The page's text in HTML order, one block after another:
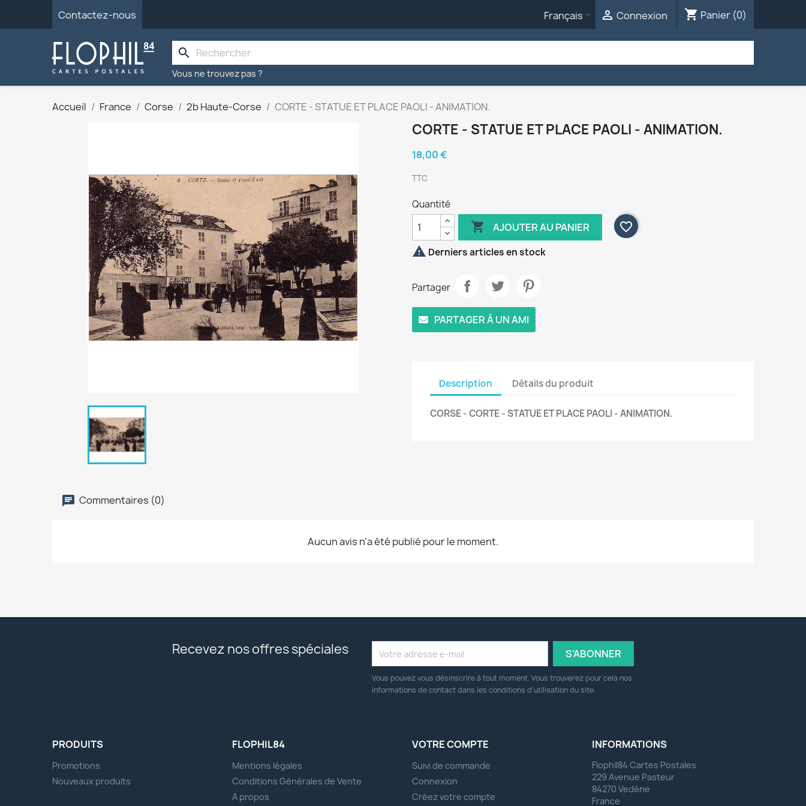
Contactez-nous Français  Connexion shopping_cart Panier (0)
search
Vous ne trouvez pas ?
Accueil France Corse 2b Haute-Corse CORTE - STATUE ET PLACE PAOLI - ANIMATION.
CORTE - STATUE ET PLACE PAOLI - ANIMATION.
18,00 €
TTC
Quantité
 AJOUTER AU PANIER
favorite_border
 Derniers articles en stock
Partager
PARTAGER À UN AMI
Description Détails du produit
CORSE - CORTE - STATUE ET PLACE PAOLI - ANIMATION.
Commentaires (0)
Aucun avis n'a été publié pour le moment.
Recevez nos offres spéciales
Vous pouvez vous désinscrire à tout moment. Vous trouverez pour cela nos
informations de contact dans les conditions d'utilisation du site.
PRODUITS
Promotions
Nouveaux produits
FLOPHIL84
Mentions légales
Conditions Générales de Vente
A propos
VOTRE COMPTE
Suivi de commande
Connexion
Créez votre compte
INFORMATIONS
Flophil84 Cartes Postales
229 Avenue Pasteur
84270 Vedène
France